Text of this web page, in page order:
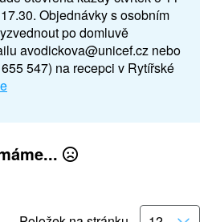
Objednávky s osobním
po domluvě
avodickova@unicef.cz nebo
547) na recepci v Rytířské